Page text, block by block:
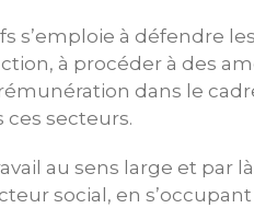
s’emploie à défendre
à procéder à des
dans le
secteurs.
au sens large et par
social, en